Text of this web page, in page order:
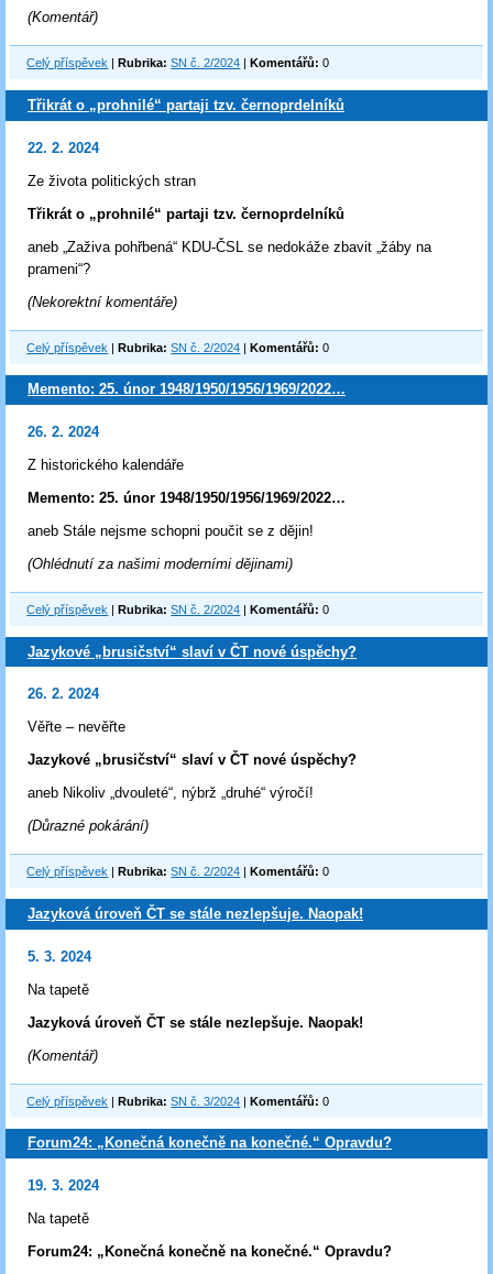
(Komentář)
Celý příspěvek |Rubrika: SN č. 2/2024 |Komentářů: 0
Třikrát o „prohnilé“ partaji tzv. černoprdelníků
22. 2. 2024
Ze života politických stran
Třikrát o „prohnilé“ partaji tzv. černoprdelníků
aneb „Zaživa pohřbená“ KDU-ČSL se nedokáže zbavit „žáby na
prameni“?
(Nekorektní komentáře)
Celý příspěvek |Rubrika: SN č. 2/2024 |Komentářů: 0
Memento: 25. únor 1948/1950/1956/1969/2022…
26. 2. 2024
Z historického kalendáře
Memento: 25. únor 1948/1950/1956/1969/2022…
aneb Stále nejsme schopni poučit se z dějin!
(Ohlédnutí za našimi moderními dějinami)
Celý příspěvek |Rubrika: SN č. 2/2024 |Komentářů: 0
Jazykové „brusičství“ slaví v ČT nové úspěchy?
26. 2. 2024
Věřte – nevěřte
Jazykové „brusičství“ slaví v ČT nové úspěchy?
aneb Nikoliv „dvouleté“, nýbrž „druhé“ výročí!
(Důrazné pokárání)
Celý příspěvek |Rubrika: SN č. 2/2024 |Komentářů: 0
Jazyková úroveň ČT se stále nezlepšuje. Naopak!
5. 3. 2024
Na tapetě
Jazyková úroveň ČT se stále nezlepšuje. Naopak!
(Komentář)
Celý příspěvek |Rubrika: SN č. 3/2024 |Komentářů: 0
Forum24: „Konečná konečně na konečné.“ Opravdu?
19. 3. 2024
Na tapetě
Forum24: „Konečná konečně na konečné.“ Opravdu?